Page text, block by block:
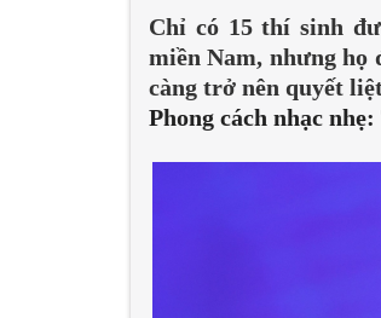
Chỉ có 15 thí sinh
miền Nam, nhưng họ
càng trở nên quyết
Phong cách nhạc